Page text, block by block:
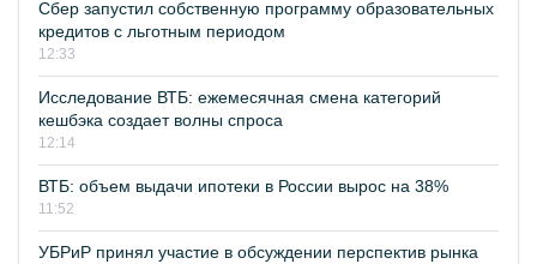
Сбер запустил собственную программу образовательных
кредитов с льготным периодом
12:33
Исследование ВТБ: ежемесячная смена категорий
кешбэка создает волны спроса
12:14
ВТБ: объем выдачи ипотеки в России вырос на 38%
11:52
УБРиР принял участие в обсуждении перспектив рынка